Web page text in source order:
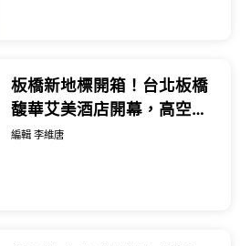
板橋新地標開箱！台北板橋
馥華艾美酒店開幕，高空泳
池與絕美酒吧亮點一次看。
編輯 李維唐